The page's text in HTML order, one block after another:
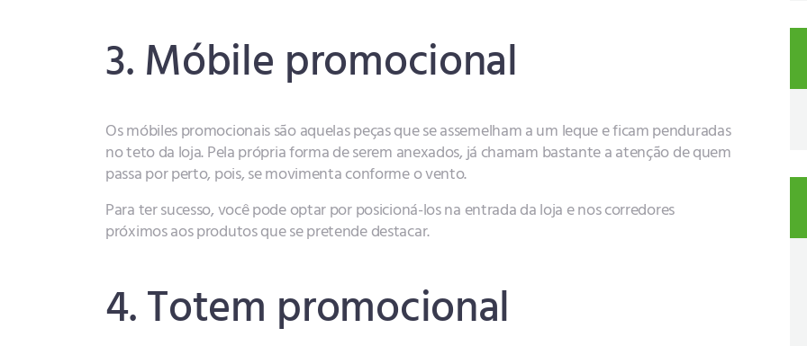
3. Móbile promocional
Os móbiles promocionais são aquelas peças que se assemelham a um leque e ficam penduradas
no teto da loja. Pela própria forma de serem anexados, já chamam bastante a atenção de quem
passa por perto, pois, se movimenta conforme o vento.
Para ter sucesso, você pode optar por posicioná-los na entrada da loja e nos corredores
próximos aos produtos que se pretende destacar.
4. Totem promocional